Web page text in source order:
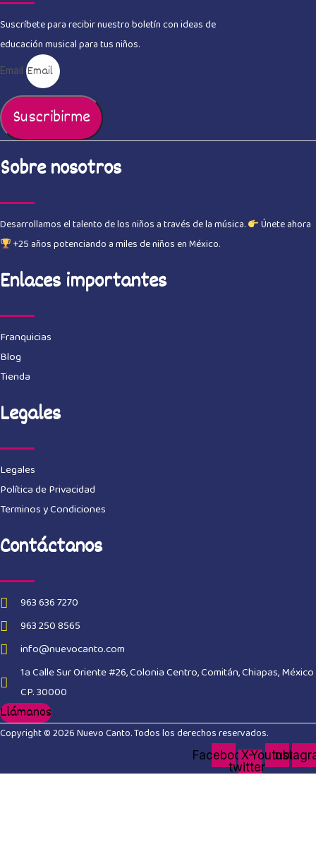
Suscríbete para recibir nuestro boletín con ideas de
educación musical para tus niños.
Email
Suscribirme
Sobre nosotros
Desarrollamos el talento de los niños a través de la música.
Únete ahora
+25 años potenciando a miles de niños en México.
Enlaces importantes
Franquicias
Blog
Tienda
Legales
Legales
Política de Privacidad
Terminos y Condiciones
Contáctanos
963 636 7270
963 250 8565
info@nuevocanto.com
1a Calle Sur Oriente #26, Colonia Centro, Comitán, Chiapas, México
CP. 30000
Llámanos
Copyright © 2026 Nuevo Canto. Todos los derechos reservados.
FacebookX-
twitter
Youtube